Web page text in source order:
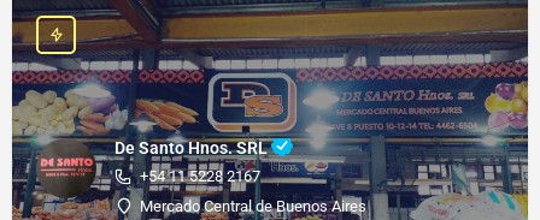
De Santo Hnos. SRL
+54 11 5228 2167
Mercado Central de Buenos Aires